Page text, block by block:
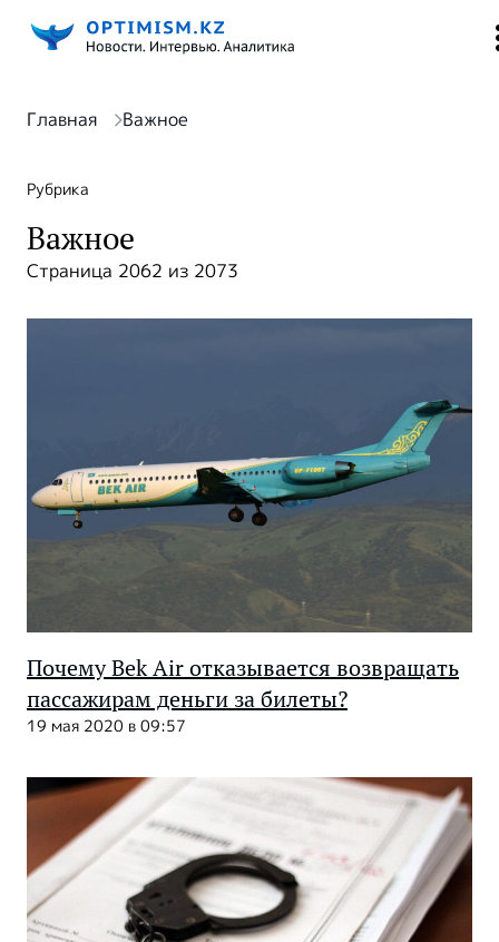
Главная Важное
Рубрика
Важное
Страница 2062 из 2073
Почему Bek Air отказывается возвращать
пассажирам деньги за билеты?
19 мая 2020 в 09:57